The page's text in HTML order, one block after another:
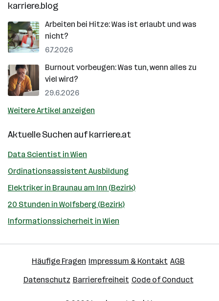
karriere.blog
Arbeiten bei Hitze: Was ist erlaubt und was
nicht?
6.7.2026
Burnout vorbeugen: Was tun, wenn alles zu
viel wird?
29.6.2026
Weitere Artikel anzeigen
Aktuelle Suchen aufkarriere.at
Data Scientist in Wien
Ordinationsassistent Ausbildung
Elektriker in Braunau am Inn (Bezirk)
20 Stunden in Wolfsberg (Bezirk)
Informationssicherheit in Wien
Häufige Fragen Impressum & Kontakt AGB
Datenschutz Barrierefreiheit Code of Conduct